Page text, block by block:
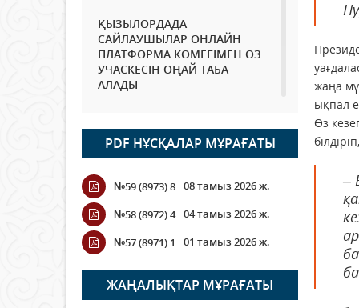
ҚЫЗЫЛОРДАДА
САЙЛАУШЫЛАР ОНЛАЙН
ПЛАТФОРМА КӨМЕГІМЕН ӨЗ
УЧАСКЕСІН ОҢАЙ ТАБА
АЛАДЫ
Open Air: Қызылорда
облысы полиция
департаменті 20 мыңнан
астам көрерменнің
қауіпсіздігін қамтамасыз етті
ҚАЛАЙ ӨТЕДІ?
06 тамыз 2026 ж. 288
PDF НҰСҚАЛАР МҰРАҒАТЫ
№59 (8973) 8 08 тамыз 2026 ж.
№58 (8972) 4 04 тамыз 2026 ж.
№57 (8971) 1
01 тамыз 2026 ж.
ЖАҢАЛЫҚТАР МҰРАҒАТЫ
жаңа
ықпал
Өз
–